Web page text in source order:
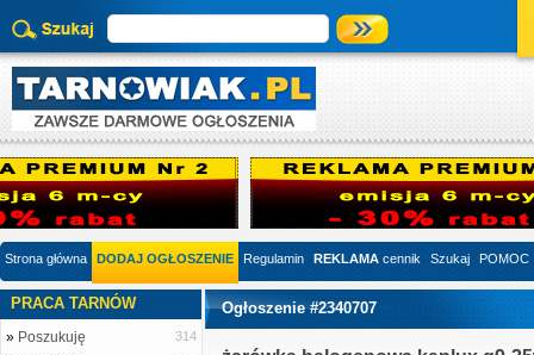
Strona główna DODAJ OGŁOSZENIE Regulamin REKLAMA cennik Szukaj POMOC
PRACA TARNÓW
» Poszukuję 314
Ogłoszenie #2340707